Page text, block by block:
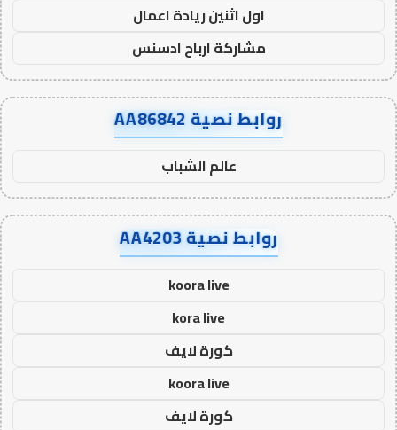
اول اثنين ريادة اعمال
مشاركة ارباح ادسنس
روابط نصية AA86842
عالم الشباب
روابط نصية AA4203
koora live
kora live
كورة لايف
koora live
كورة لايف